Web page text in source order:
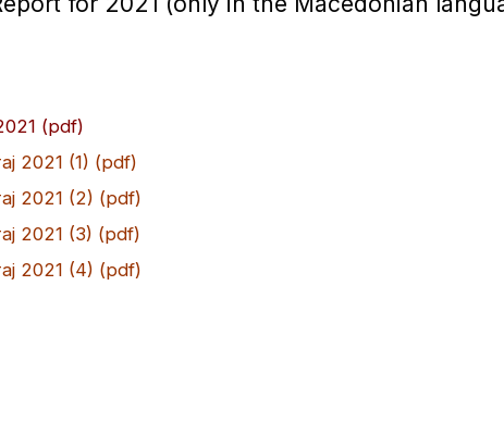
(pdf)
2021 (1) (pdf)
2021 (2) (pdf)
2021 (3) (pdf)
2021 (4) (pdf)